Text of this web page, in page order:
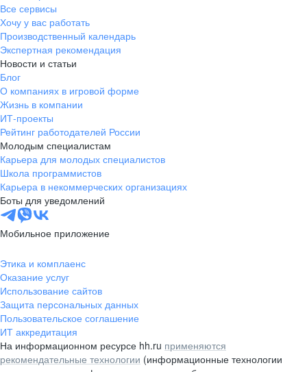
Все сервисы
Хочу у вас работать
Производственный календарь
Экспертная рекомендация
Новости и статьи
Блог
О компаниях в игровой форме
Жизнь в компании
ИТ-проекты
Рейтинг работодателей России
Молодым специалистам
Карьера для молодых специалистов
Школа программистов
Карьера в некоммерческих организациях
Боты для уведомлений
Мобильное приложение
Этика и комплаенс
Оказание услуг
Использование сайтов
Защита персональных данных
Пользовательское соглашение
ИТ аккредитация
На информационном ресурсе hh.ru применяются
рекомендательные технологии (информационные технологии